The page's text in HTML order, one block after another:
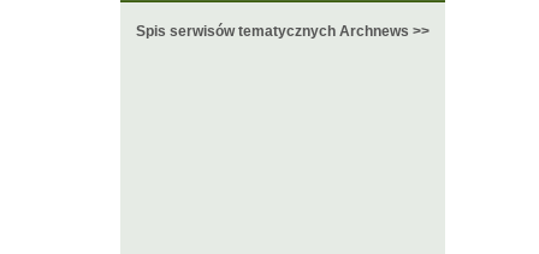
Spis serwisów tematycznych Archnews >>